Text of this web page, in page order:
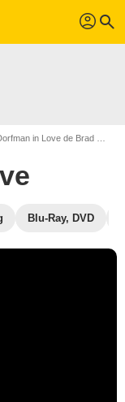
profil search
in Love de Brad Leong
Blu-Ray, DVD